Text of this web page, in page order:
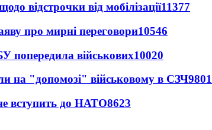
відстрочки від мобілізації11377
про мирні переговори10546
попередила військових10020
на "допомозі" військовому в СЗЧ9801
вступить до НАТО8623